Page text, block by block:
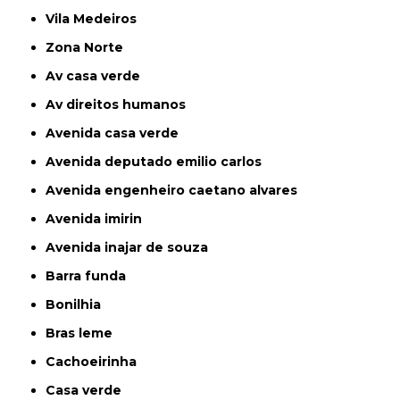
Vila Medeiros
Zona Norte
av casa verde
av direitos humanos
avenida casa verde
avenida deputado emilio carlos
avenida engenheiro caetano alvares
avenida imirin
avenida inajar de souza
barra funda
bonilhia
bras leme
cachoeirinha
casa verde